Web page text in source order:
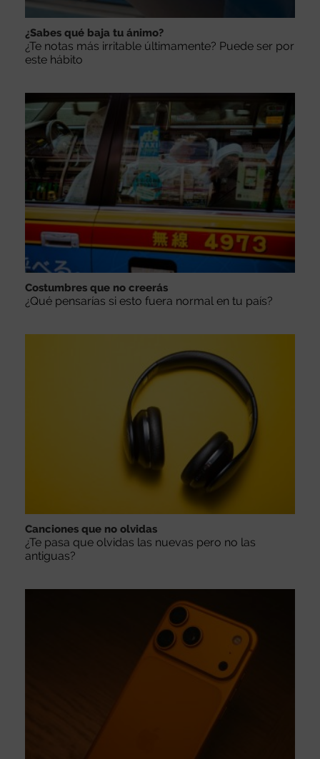
¿Sabes qué baja tu ánimo?
¿Te notas más irritable últimamente? Puede ser por
este hábito
Costumbres que no creerás
¿Qué pensarías si esto fuera normal en tu país?
Canciones que no olvidas
¿Te pasa que olvidas las nuevas pero no las
antiguas?